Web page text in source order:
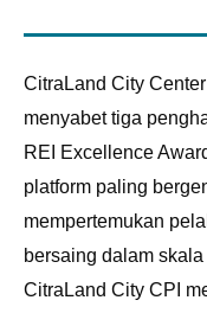
CitraLand City
menyabet tiga
REI Excellence
platform paling
mempertemukan
bersaing dalam
CitraLand City CPI